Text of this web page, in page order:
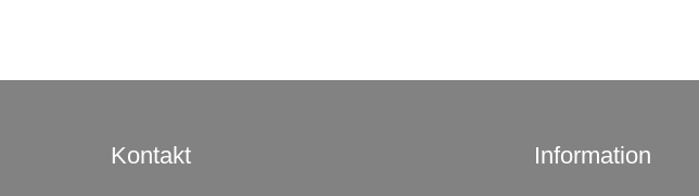
Kontakt Information